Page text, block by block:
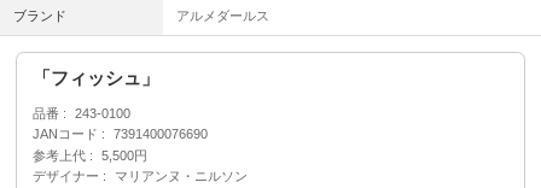
ブランド アルメダールス
「フィッシュ」
品番
243-0100
JANコード
7391400076690
参考上代
5,500円
デザイナー
マリアンヌ・ニルソン